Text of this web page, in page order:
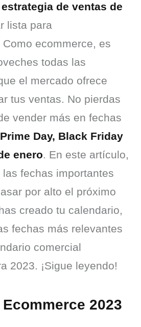
estrategia de ventas de
lista para
ecommerce, es
todas las
el mercado ofrece
tus ventas. No pierdas
vender más en fechas
Day, Black Friday
enero. En este artículo,
fechas importantes
por alto el próximo
creado tu calendario,
fechas más relevantes
comercial
2023. ¡Sigue leyendo!
2023